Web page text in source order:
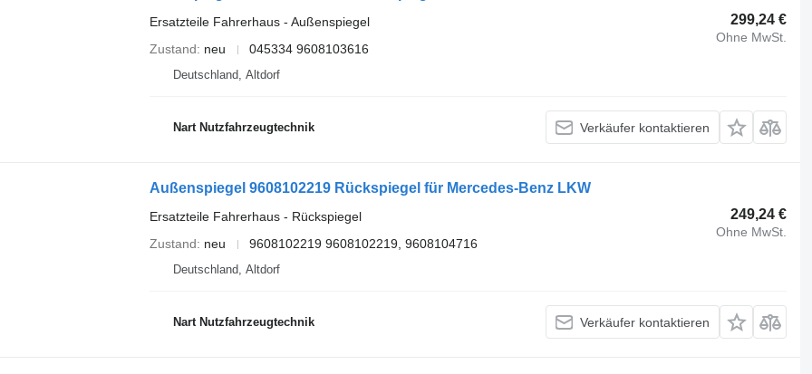
299,24 €
Ohne MwSt.
Ersatzteile Fahrerhaus - Außenspiegel
Zustand
neu 045334 9608103616
Deutschland, Altdorf
Nart Nutzfahrzeugtechnik Verkäufer kontaktieren
Außenspiegel 9608102219 Rückspiegel für Mercedes-Benz LKW
249,24 €
Ohne MwSt.
Ersatzteile Fahrerhaus - Rückspiegel
Zustand
neu 9608102219 9608102219, 9608104716
Deutschland, Altdorf
Nart Nutzfahrzeugtechnik Verkäufer kontaktieren